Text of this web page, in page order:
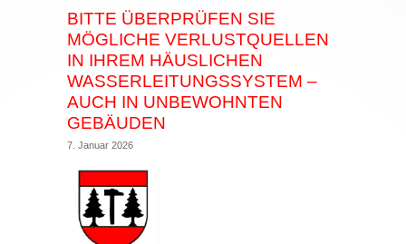
BITTE ÜBERPRÜFEN SIE
MÖGLICHE VERLUSTQUELLEN
IN IHREM HÄUSLICHEN
WASSERLEITUNGSSYSTEM –
AUCH IN UNBEWOHNTEN
GEBÄUDEN
7. Januar 2026